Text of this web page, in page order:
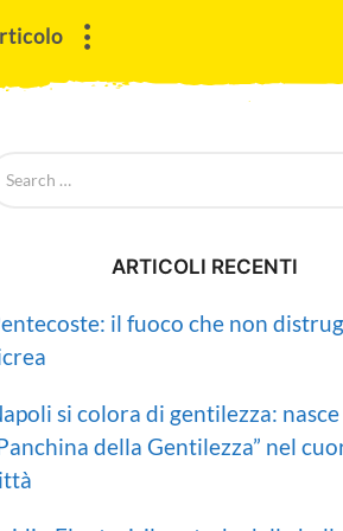
ARTICOLI RECENTI
il fuoco che non
si colora di gentilezza: nasce
della Gentilezza” nel